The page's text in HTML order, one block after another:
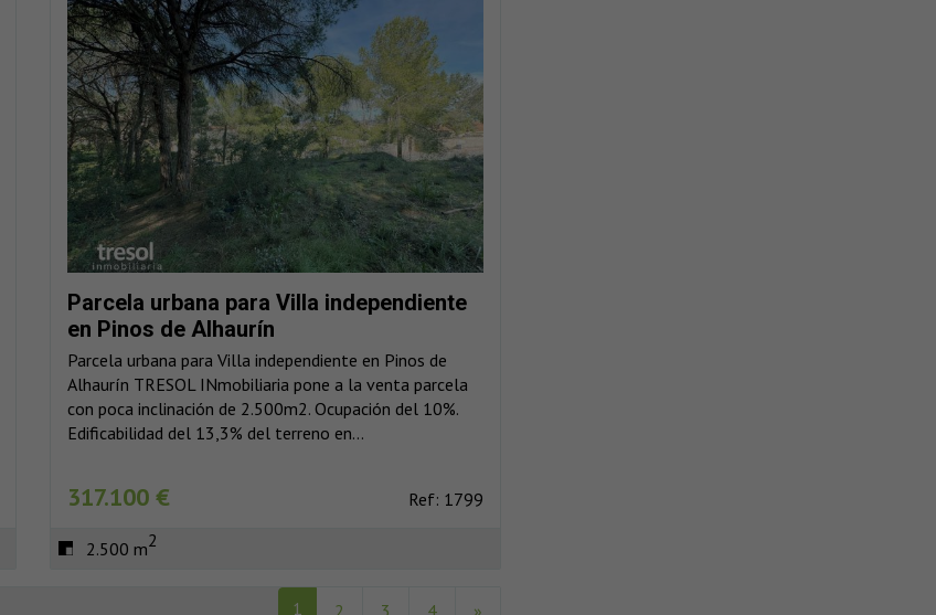
Parcela urbana para Villa independiente
en Pinos de Alhaurín
Parcela urbana para Villa independiente en Pinos de
Alhaurín TRESOL INmobiliaria pone a la venta parcela
con poca inclinación de 2.500m2. Ocupación del 10%.
Edificabilidad del 13,3% del terreno en...
317.100 € Ref: 1799
2.500 m2
1 2 3 4 »